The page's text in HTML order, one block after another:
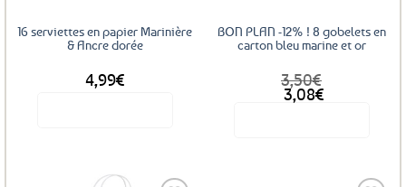
16 serviettes en papier Marinière
& Ancre dorée
4,99€
BON PLAN -12% ! 8 gobelets en
carton bleu marine et or
3,50€
Le
prix
3,08€
Le
prix